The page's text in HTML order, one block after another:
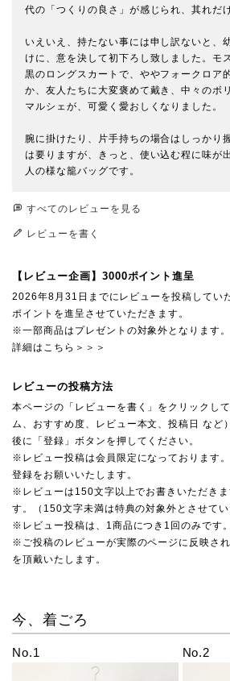
代の「つくりの良さ」が感じられ、其れだ
いえいえ、持たない事には申し訳ないと、
けに、意を決して初下ろし致しました。モ
黒のロングスカートで、ややフォークロア
か、友人たちに大変褒めて戴き、中々のボ
マルシェが、可愛く愛おしくなりました。
腕に掛けたり、片手持ちの場合はしっかり
は要りますが、きっと、使い込む程に味が
人の様な籠バッグです。
すべてのレビューを見る
レビューを書く
【レビュー企画】3000ポイント進呈
2026年8月31日までにレビューを投稿してい
ポイントを進呈させていただきます。
※一部商品はプレゼントの対象外となります。
詳細はこちら＞＞＞
レビューの投稿方法
本ページの「レビューを書く」をクリックし
ム、おすすめ度、レビュー本文、投稿日 など
後に「登録」ボタンを押してください。
※レビュー投稿は会員限定になっております
登録をお願いいたします。
※レビューは150文字以上でお書きいただきま
す。（150文字未満は特典の対象外とさせてい
※レビュー投稿は、1商品につき1回のみです。
※ご投稿のレビューが実際のページに反映さ
を頂戴いたします。
今、着ごろ
No.1 No.2